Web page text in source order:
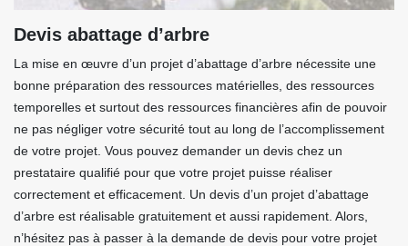
Devis abattage d’arbre
La mise en œuvre d’un projet d’abattage d’arbre nécessite une
bonne préparation des ressources matérielles, des ressources
temporelles et surtout des ressources financières afin de pouvoir
ne pas négliger votre sécurité tout au long de l’accomplissement
de votre projet. Vous pouvez demander un devis chez un
prestataire qualifié pour que votre projet puisse réaliser
correctement et efficacement. Un devis d’un projet d’abattage
d’arbre est réalisable gratuitement et aussi rapidement. Alors,
n’hésitez pas à passer à la demande de devis pour votre projet